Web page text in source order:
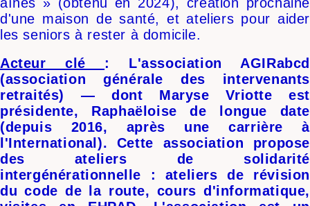
d'une maison de santé, et ateliers pour aider
les seniors à rester à domicile.
Acteur clé : L'association AGIRabcd
(association générale des intervenants
retraités) — dont Maryse Vriotte est
présidente, Raphaëloise de longue date
(depuis 2016, après une carrière à
l'International). Cette association propose
des ateliers de solidarité
intergénérationnelle : ateliers de révision
du code de la route, cours d'informatique,